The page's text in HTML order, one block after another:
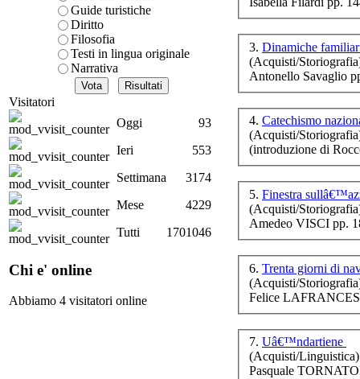
io
per
ed
in
Guide turistiche
Diritto
Filosofia
Testi in lingua originale
Narrativa
Visitatori
Oggi
93
Ieri
553
Settimana
3174
Mese
4229
Tutti
1701046
Chi e' online
Abbiamo 4 visitatori online
http://www.lastampa.it/
3. Dinamiche
(Acquisti/
Antonello Savaglio
4. Catechismo
(Acquisti/
(introduzione di
5. Finestra
(Acquisti/
Amedeo VISCI pp.
6. Trenta giorni di
(Acquisti/
Felice
7. Uâ€™ndartiene
(Acquisti/Linguistica)
Pasquale